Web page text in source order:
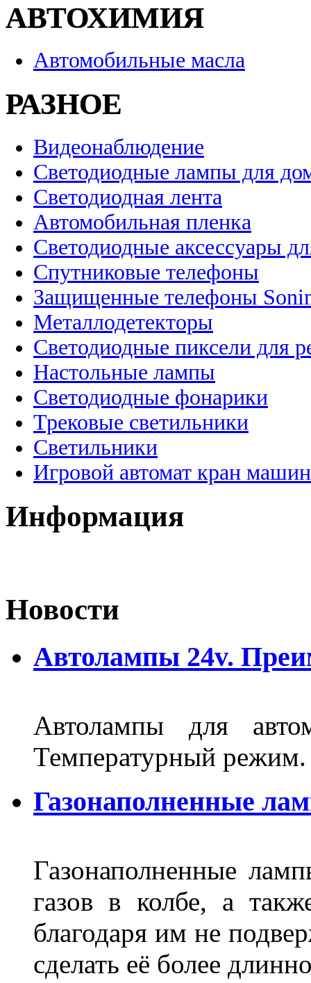
АВТОХИМИЯ
Автомобильные масла
РАЗНОЕ
Видеонаблюдение
Светодиодные лампы для
Светодиодная лента
Автомобильная пленка
Светодиодные аксессуары
Спутниковые телефоны
Защищенные телефоны
Металлодетекторы
Светодиодные пиксели для
Настольные лампы
Светодиодные фонарики
Трековые светильники
Светильники
Игровой автомат кран
Информация
Новости
Автолампы 24v.
Автолампы для
Температурный
Газонаполненные
Газонаполненные
газов в колбе, а
благодаря им не
сделать её более